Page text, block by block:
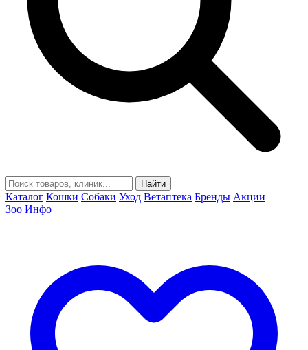
Найти
Каталог Кошки Собаки Уход Ветаптека Бренды Акции
Зоо Инфо